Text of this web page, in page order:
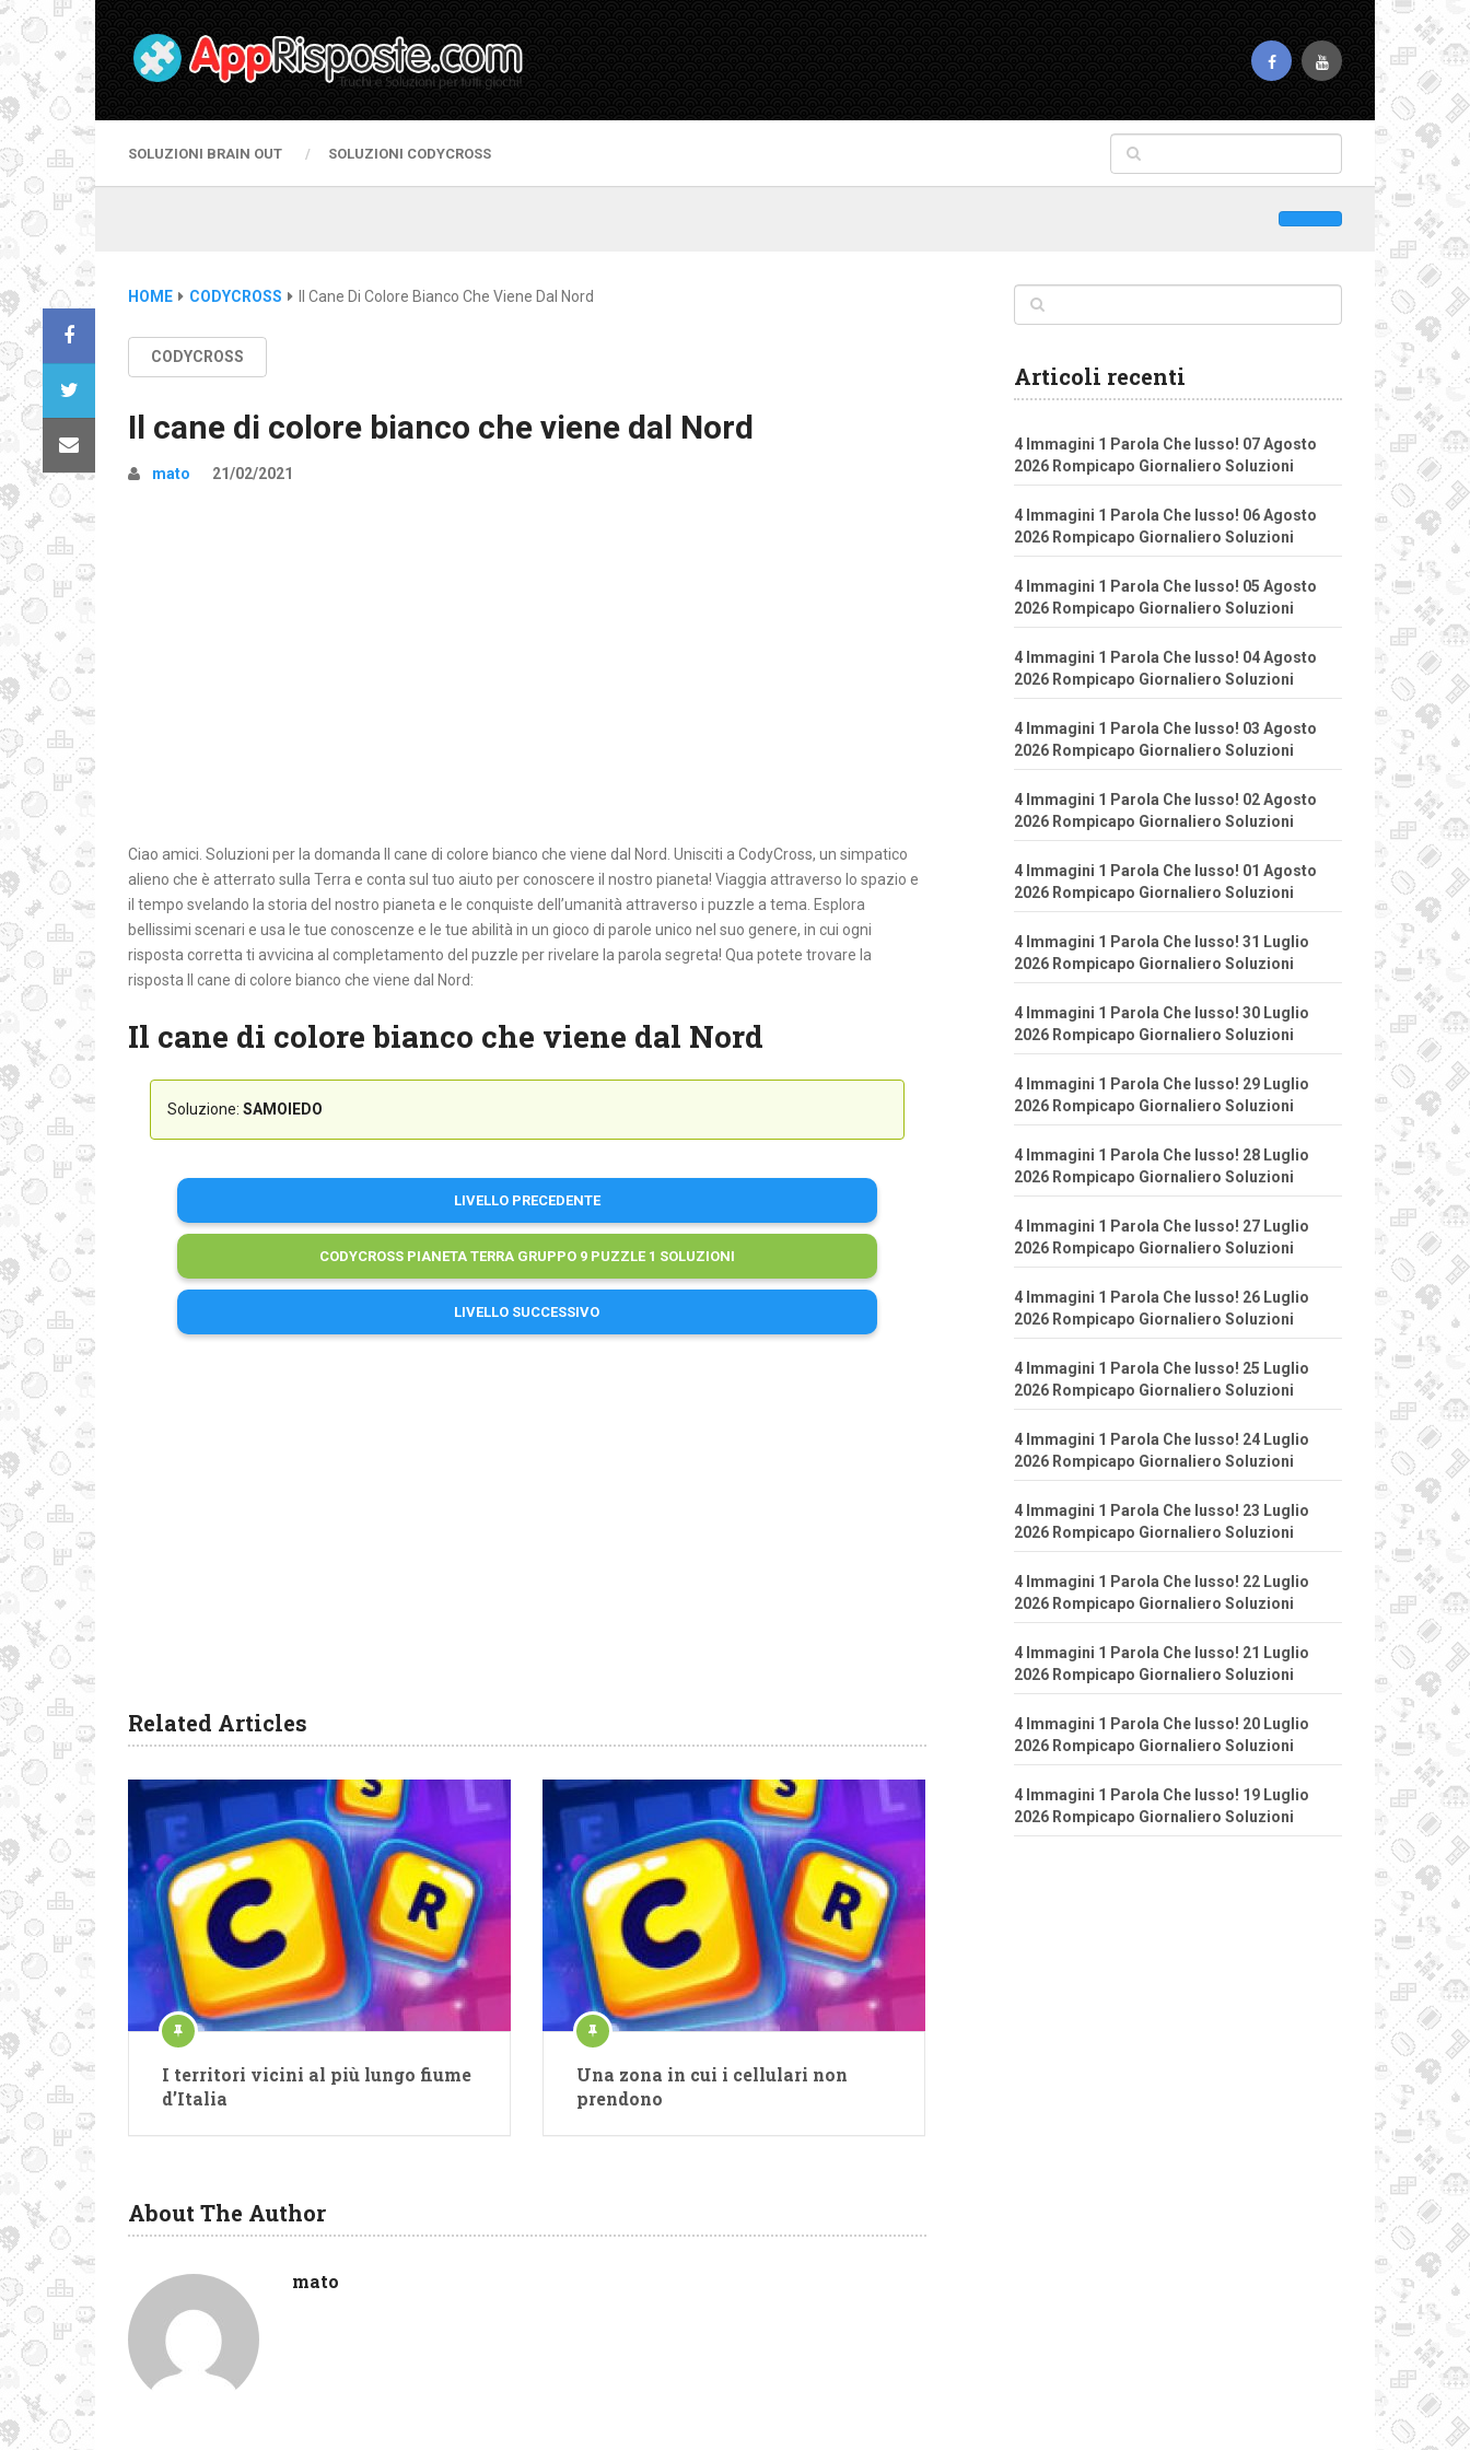
SOLUZIONI BRAIN OUT SOLUZIONI CODYCROSS
HOME CODYCROSS Il Cane Di Colore Bianco Che Viene Dal Nord
CODYCROSS
Il cane di colore bianco che viene dal Nord
mato 21/02/2021
Ciao amici. Soluzioni per la domanda Il cane di colore bianco che viene dal Nord. Unisciti a CodyCross, un simpatico
alieno che è atterrato sulla Terra e conta sul tuo aiuto per conoscere il nostro pianeta! Viaggia attraverso lo spazio e
il tempo svelando la storia del nostro pianeta e le conquiste dell’umanità attraverso i puzzle a tema. Esplora
bellissimi scenari e usa le tue conoscenze e le tue abilità in un gioco di parole unico nel suo genere, in cui ogni
risposta corretta ti avvicina al completamento del puzzle per rivelare la parola segreta! Qua potete trovare la
risposta Il cane di colore bianco che viene dal Nord:
Il cane di colore bianco che viene dal Nord
Soluzione: SAMOIEDO
LIVELLO PRECEDENTE
CODYCROSS PIANETA TERRA GRUPPO 9 PUZZLE 1 SOLUZIONI
LIVELLO SUCCESSIVO
Related Articles
I territori vicini al più lungo fiume
d’Italia
Una zona in cui i cellulari non
prendono
About The Author
mato
Articoli recenti
4 Immagini 1 Parola Che lusso! 07 Agosto
2026 Rompicapo Giornaliero Soluzioni
4 Immagini 1 Parola Che lusso! 06 Agosto
2026 Rompicapo Giornaliero Soluzioni
4 Immagini 1 Parola Che lusso! 05 Agosto
2026 Rompicapo Giornaliero Soluzioni
4 Immagini 1 Parola Che lusso! 04 Agosto
2026 Rompicapo Giornaliero Soluzioni
4 Immagini 1 Parola Che lusso! 03 Agosto
2026 Rompicapo Giornaliero Soluzioni
4 Immagini 1 Parola Che lusso! 02 Agosto
2026 Rompicapo Giornaliero Soluzioni
4 Immagini 1 Parola Che lusso! 01 Agosto
2026 Rompicapo Giornaliero Soluzioni
4 Immagini 1 Parola Che lusso! 31 Luglio
2026 Rompicapo Giornaliero Soluzioni
4 Immagini 1 Parola Che lusso! 30 Luglio
2026 Rompicapo Giornaliero Soluzioni
4 Immagini 1 Parola Che lusso! 29 Luglio
2026 Rompicapo Giornaliero Soluzioni
4 Immagini 1 Parola Che lusso! 28 Luglio
2026 Rompicapo Giornaliero Soluzioni
4 Immagini 1 Parola Che lusso! 27 Luglio
2026 Rompicapo Giornaliero Soluzioni
4 Immagini 1 Parola Che lusso! 26 Luglio
2026 Rompicapo Giornaliero Soluzioni
4 Immagini 1 Parola Che lusso! 25 Luglio
2026 Rompicapo Giornaliero Soluzioni
4 Immagini 1 Parola Che lusso! 24 Luglio
2026 Rompicapo Giornaliero Soluzioni
4 Immagini 1 Parola Che lusso! 23 Luglio
2026 Rompicapo Giornaliero Soluzioni
4 Immagini 1 Parola Che lusso! 22 Luglio
2026 Rompicapo Giornaliero Soluzioni
4 Immagini 1 Parola Che lusso! 21 Luglio
2026 Rompicapo Giornaliero Soluzioni
4 Immagini 1 Parola Che lusso! 20 Luglio
2026 Rompicapo Giornaliero Soluzioni
4 Immagini 1 Parola Che lusso! 19 Luglio
2026 Rompicapo Giornaliero Soluzioni